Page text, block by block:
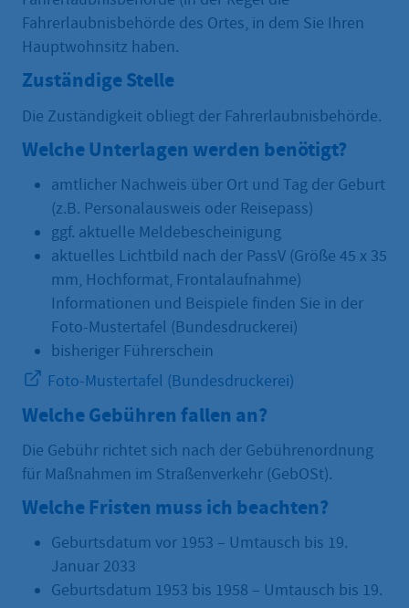
Fahrerlaubnisbehörde des Ortes, in dem Sie Ihren
Hauptwohnsitz haben.
Zuständige Stelle
Die Zuständigkeit obliegt der Fahrerlaubnisbehörde.
Welche Unterlagen werden benötigt?
amtlicher Nachweis über Ort und Tag der Geburt
(z.B. Personalausweis oder Reisepass)
ggf. aktuelle Meldebescheinigung
aktuelles Lichtbild nach der PassV (Größe 45 x 35
mm, Hochformat, Frontalaufnahme)
Informationen und Beispiele finden Sie in der
Foto-Mustertafel (Bundesdruckerei)
bisheriger Führerschein
Foto-Mustertafel (Bundesdruckerei)
Welche Gebühren fallen an?
Die Gebühr richtet sich nach der Gebührenordnung
für Maßnahmen im Straßenverkehr (GebOSt).
Welche Fristen muss ich beachten?
Geburtsdatum vor 1953 – Umtausch bis 19.
Januar 2033
Geburtsdatum 1953 bis 1958 – Umtausch bis 19.